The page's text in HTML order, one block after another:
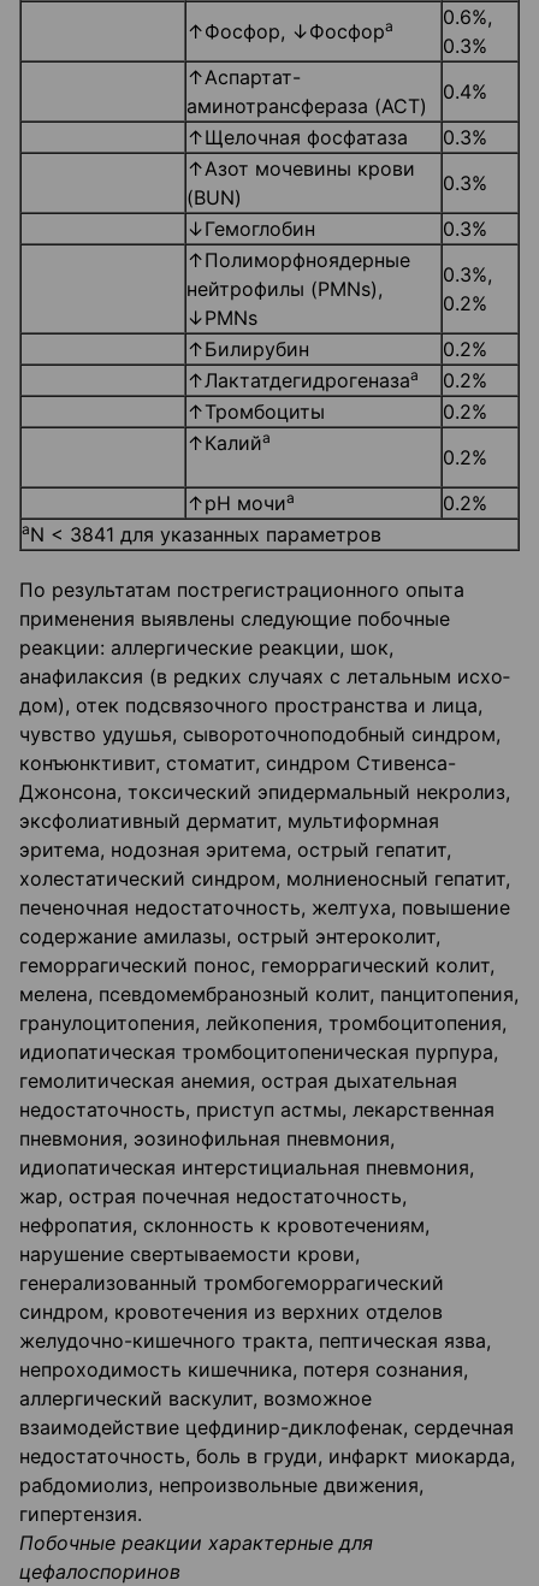
↑Фосфор, ↓Фосфора
0.6%,
0.3%
↑Аспартат-
аминотрансфераза (ACT)
0.4%
↑Щелочная фосфатаза
0.3%
↑Азот мочевины крови
(BUN)
0.3%
↓Гемоглобин
0.3%
↑Полиморфноядерные
нейтрофилы (PMNs),
↓PMNs
0.3%,
0.2%
↑Билирубин
0.2%
↑Лактатдегидрогеназаа
0.2%
↑Тромбоциты
0.2%
↑Калийа
0.2%
↑рН мочиа 0.2%
аN < 3841 для указанных параметров
По результатам пострегистрационного опыта
применения выявлены следующие побочные
реакции: аллергические реакции, шок,
анафилаксия (в редких случаях с летальным исхо­
дом), отек подсвязочного пространства и лица,
чувство удушья, сывороточноподобный синдром,
конъюнктивит, стоматит, синдром Стивенса-
Джонсона, токсический эпи­дермальный некролиз,
эксфолиативный дерматит, мультиформная
эритема, нодозная эри­тема, острый гепатит,
холестатический синдром, молниеносный гепатит,
печеночная недо­статочность, желтуха, повышение
содержание амилазы, острый энтероколит,
геморрагический понос, геморрагический колит,
мелена, псевдомембранозный колит, панцитопения,
гранулоцитопения, лейкопения, тромбоцитопения,
идиопатическая тромбоцитопеническая пурпура,
гемолитическая анемия, острая дыхательная
недостаточность, приступ астмы, ле­карственная
пневмония, эозинофильная пневмония,
идиопатическая интерстициальная пневмония,
жар, острая почечная недостаточность,
нефропатия, склонность к кровотечени­ям,
нарушение свертываемости крови,
генерализованный тромбогеморрагический
синдром, кровотечения из верхних отделов
желудочно-кишечного тракта, пептическая язва,
непрохо­димость кишечника, потеря сознания,
аллергический васкулит, возможное
взаимодействие цефдинир-диклофенак, сердечная
недостаточность, боль в груди, инфаркт миокарда,
рабдо­миолиз, непроизвольные движения,
гипертензия.
Побочные реакции характерные для
цефалоспоринов